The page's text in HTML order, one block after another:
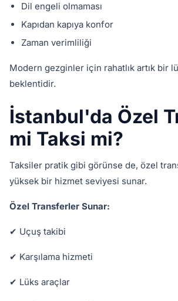
Dil engeli olmaması
Kapıdan kapıya konfor
Zaman verimliliği
Modern gezginler için rahatlık artık bir
beklentidir.
İstanbul'da Özel
mi Taksi mi?
Taksiler pratik gibi görünse de, özel
yüksek bir hizmet seviyesi sunar.
Özel Transferler Sunar:
✔ Uçuş takibi
✔ Karşılama hizmeti
✔ Lüks araçlar